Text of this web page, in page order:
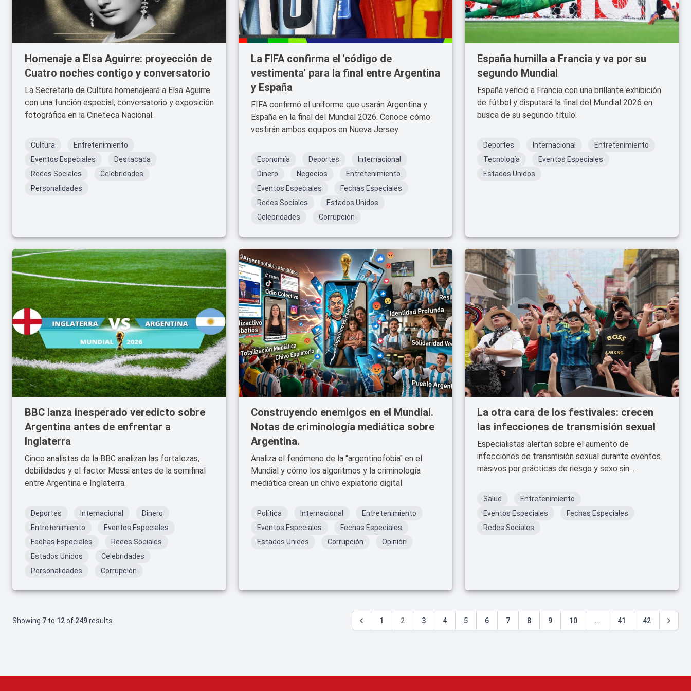
Homenaje a Elsa Aguirre: proyección de
Cuatro noches contigo y conversatorio
La Secretaría de Cultura homenajeará a Elsa Aguirre
con una función especial, conversatorio y exposición
fotográfica en la Cineteca Nacional.
Cultura
Entretenimiento
Eventos Especiales
Destacada
Redes Sociales
Celebridades
Personalidades
La FIFA confirma el 'código de
vestimenta' para la final entre Argentina
y España
FIFA confirmó el uniforme que usarán Argentina y
España en la final del Mundial 2026. Conoce cómo
vestirán ambos equipos en Nueva Jersey.
Economía Deportes
Internacional
Dinero
Negocios
Entretenimiento
Eventos Especiales
Fechas Especiales
Redes Sociales
Estados Unidos
Celebridades
Corrupción
España humilla a Francia y va por su
segundo Mundial
España venció a Francia con una brillante exhibición
de fútbol y disputará la final del Mundial 2026 en
busca de su segundo título.
Deportes Internacional
Entretenimiento
Tecnología
Eventos Especiales
Estados Unidos
BBC lanza inesperado veredicto sobre
Argentina antes de enfrentar a
Inglaterra
Cinco analistas de la BBC analizan las fortalezas,
debilidades y el factor Messi antes de la semifinal
entre Argentina e Inglaterra.
Deportes Internacional
Dinero
Entretenimiento
Eventos Especiales
Fechas Especiales
Redes Sociales
Estados Unidos
Celebridades
Personalidades
Corrupción
Construyendo enemigos en el Mundial.
Notas de criminología mediática sobre
Argentina.
Analiza el fenómeno de la "argentinofobia" en el
Mundial y cómo los algoritmos y la criminología
mediática crean un chivo expiatorio digital.
Política Internacional
Entretenimiento
Eventos Especiales
Fechas Especiales
Estados Unidos
Corrupción Opinión
La otra cara de los festivales: crecen
las infecciones de transmisión sexual
Especialistas alertan sobre el aumento de
infecciones de transmisión sexual durante eventos
masivos por prácticas de riesgo y sexo sin
Salud
Entretenimiento
Eventos Especiales
Fechas Especiales
Redes Sociales
Showing 7 to 12of 249results 1 2 3 4 5 6 7 8 9 10 ... 41 42